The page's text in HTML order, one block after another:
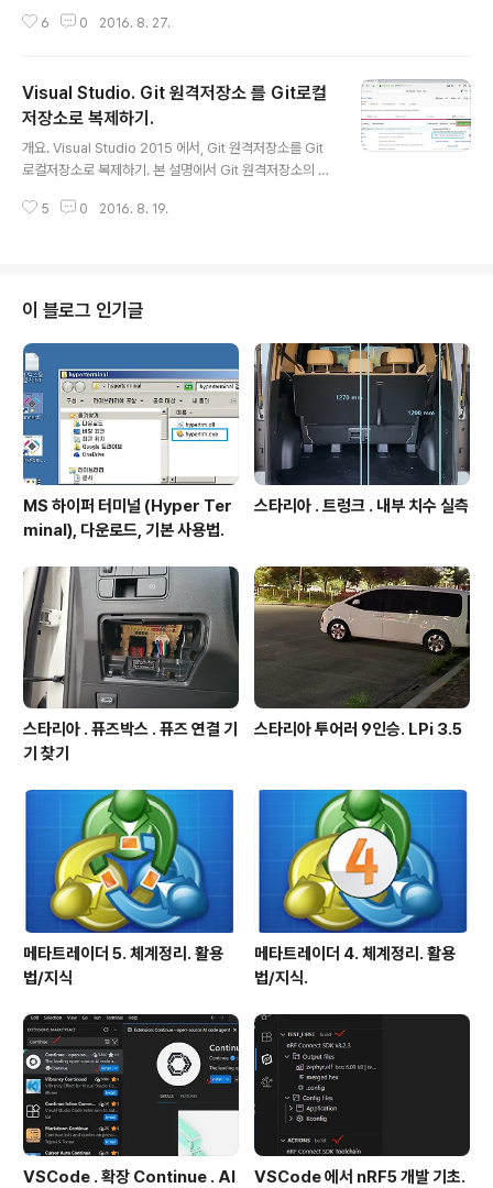
용하기. 상황.1. PC의 Git 방식 관리대상 폴더는 Visual St
는 단순한 구조의 폴더.2. 상기1의 로컬폴더를 GitHub 에
서 만든 원격저장소에 연동시키고자 하는데 Git관련 커맨
드라인 타이핑하면서 설정하는 과정 필요없이 Visual Stu
dio 이용하면 간편하게 관리 가능함. 본 글의 설명에서 예
로 사용되는 PC의 폴더 : WORK_CKEditorPlugin 폴더
하위에 Cy-G..
6 0 2016. 8. 27.
Visual Studio. Git 원격저장소 를 Git로컬
저장소로 복제하기.
개요. Visual Studio 2015 에서, Git 원격저장소를 Git
로컬저장소로 복제하기. 본 설명에서 Git 원격저장소의 예
인 경우에도 유사함. - GitHub 의 여러 공개 프로젝트중 F
nn 에 접속해보면 아래 그림 붉박 의 "Clone or downlo
ad" 클릭하면 주소가 보인다. (아래 그림 파박) 이 주소를
복사해두자. Visual Studio 의 로컬 Git 레포지터리에서
복제 처리.- 아래 그림처럼 Visu..
5 0 2016. 8. 19.
이 블로그 인기글
MS 하이퍼 터미널 (Hyper Ter
minal), 다운로드, 기본 사용법.
스타리아 . 트렁크 . 내부 치수 실측
스타리아 . 퓨즈박스 . 퓨즈 연결 기
기 찾기
스타리아 투어러 9인승. LPi 3.5
메타트레이더 5. 체계정리. 활용
법/지식
메타트레이더 4. 체계정리. 활용
법/지식.
VSCode . 확장 Continue . AI VSCode 에서 nRF5 개발 기초.